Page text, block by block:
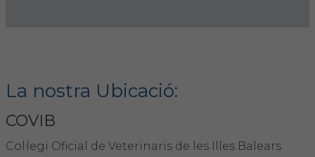
INFORMACIÓ A LA CIUTADANIA
Centres veterinaris
La nostra Ubicació:
COVIB
Col·legi Oficial de Veterinaris de les Illes Balears